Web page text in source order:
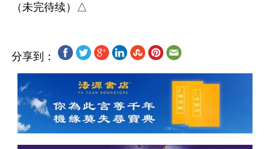
分享到：